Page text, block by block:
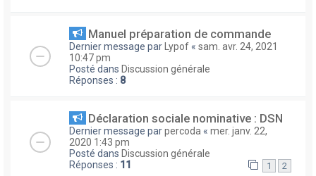
Manuel préparation de commande
Dernier message par Lypof « sam. avr. 24, 2021
10:47 pm
Posté dans Discussion générale
Réponses : 8
Déclaration sociale nominative : DSN
Dernier message parpercoda « mer. janv. 22,
2020 1:43 pm
Posté dans Discussion générale
Réponses : 11 1 2